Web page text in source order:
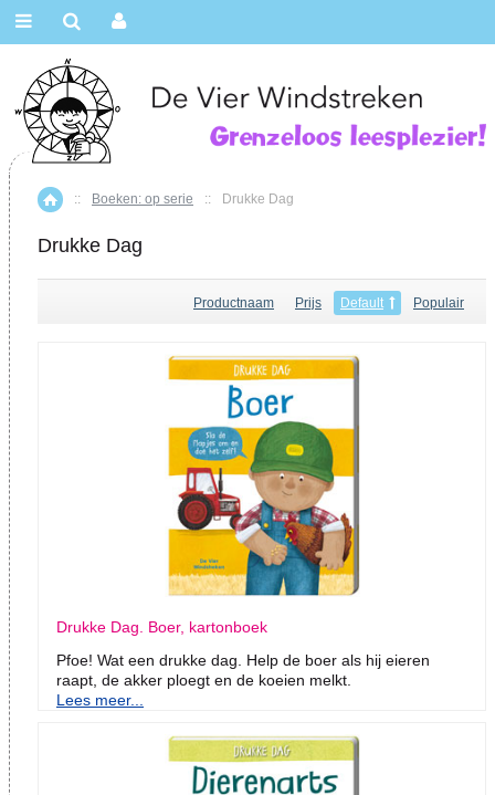
Home
:: Boeken: op serie :: Drukke Dag
Drukke Dag
Productnaam Prijs Default Populair
Drukke Dag. Boer, kartonboek
Pfoe! Wat een drukke dag. Help de boer als hij eieren
raapt, de akker ploegt en de koeien melkt.
Lees meer...